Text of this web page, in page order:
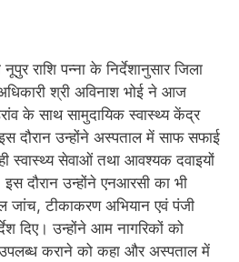
राशि पन्ना के निर्देशानुसार जिला
श्री अविनाश भोई ने आज
के साथ सामुदायिक स्वास्थ्य केंद्र
दौरान उन्होंने अस्पताल में साफ सफाई
स्वास्थ्य सेवाओं तथा आवश्यक दवाइयों
दौरान उन्होंने एनआरसी का भी
जांच, टीकाकरण अभियान एवं पंजी
दिए। उन्होंने आम नागरिकों को
उपलब्ध कराने को कहा और अस्पताल में